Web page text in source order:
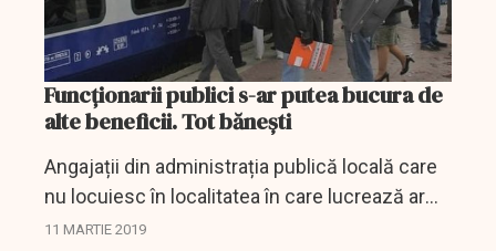
Funcționarii publici s-ar putea bucura de
alte beneficii. Tot bănești
Angajații din administrația publică locală care
nu locuiesc în localitatea în care lucrează ar
putea primi înapoi banii dați pe transportul
11 MARTIE 2019